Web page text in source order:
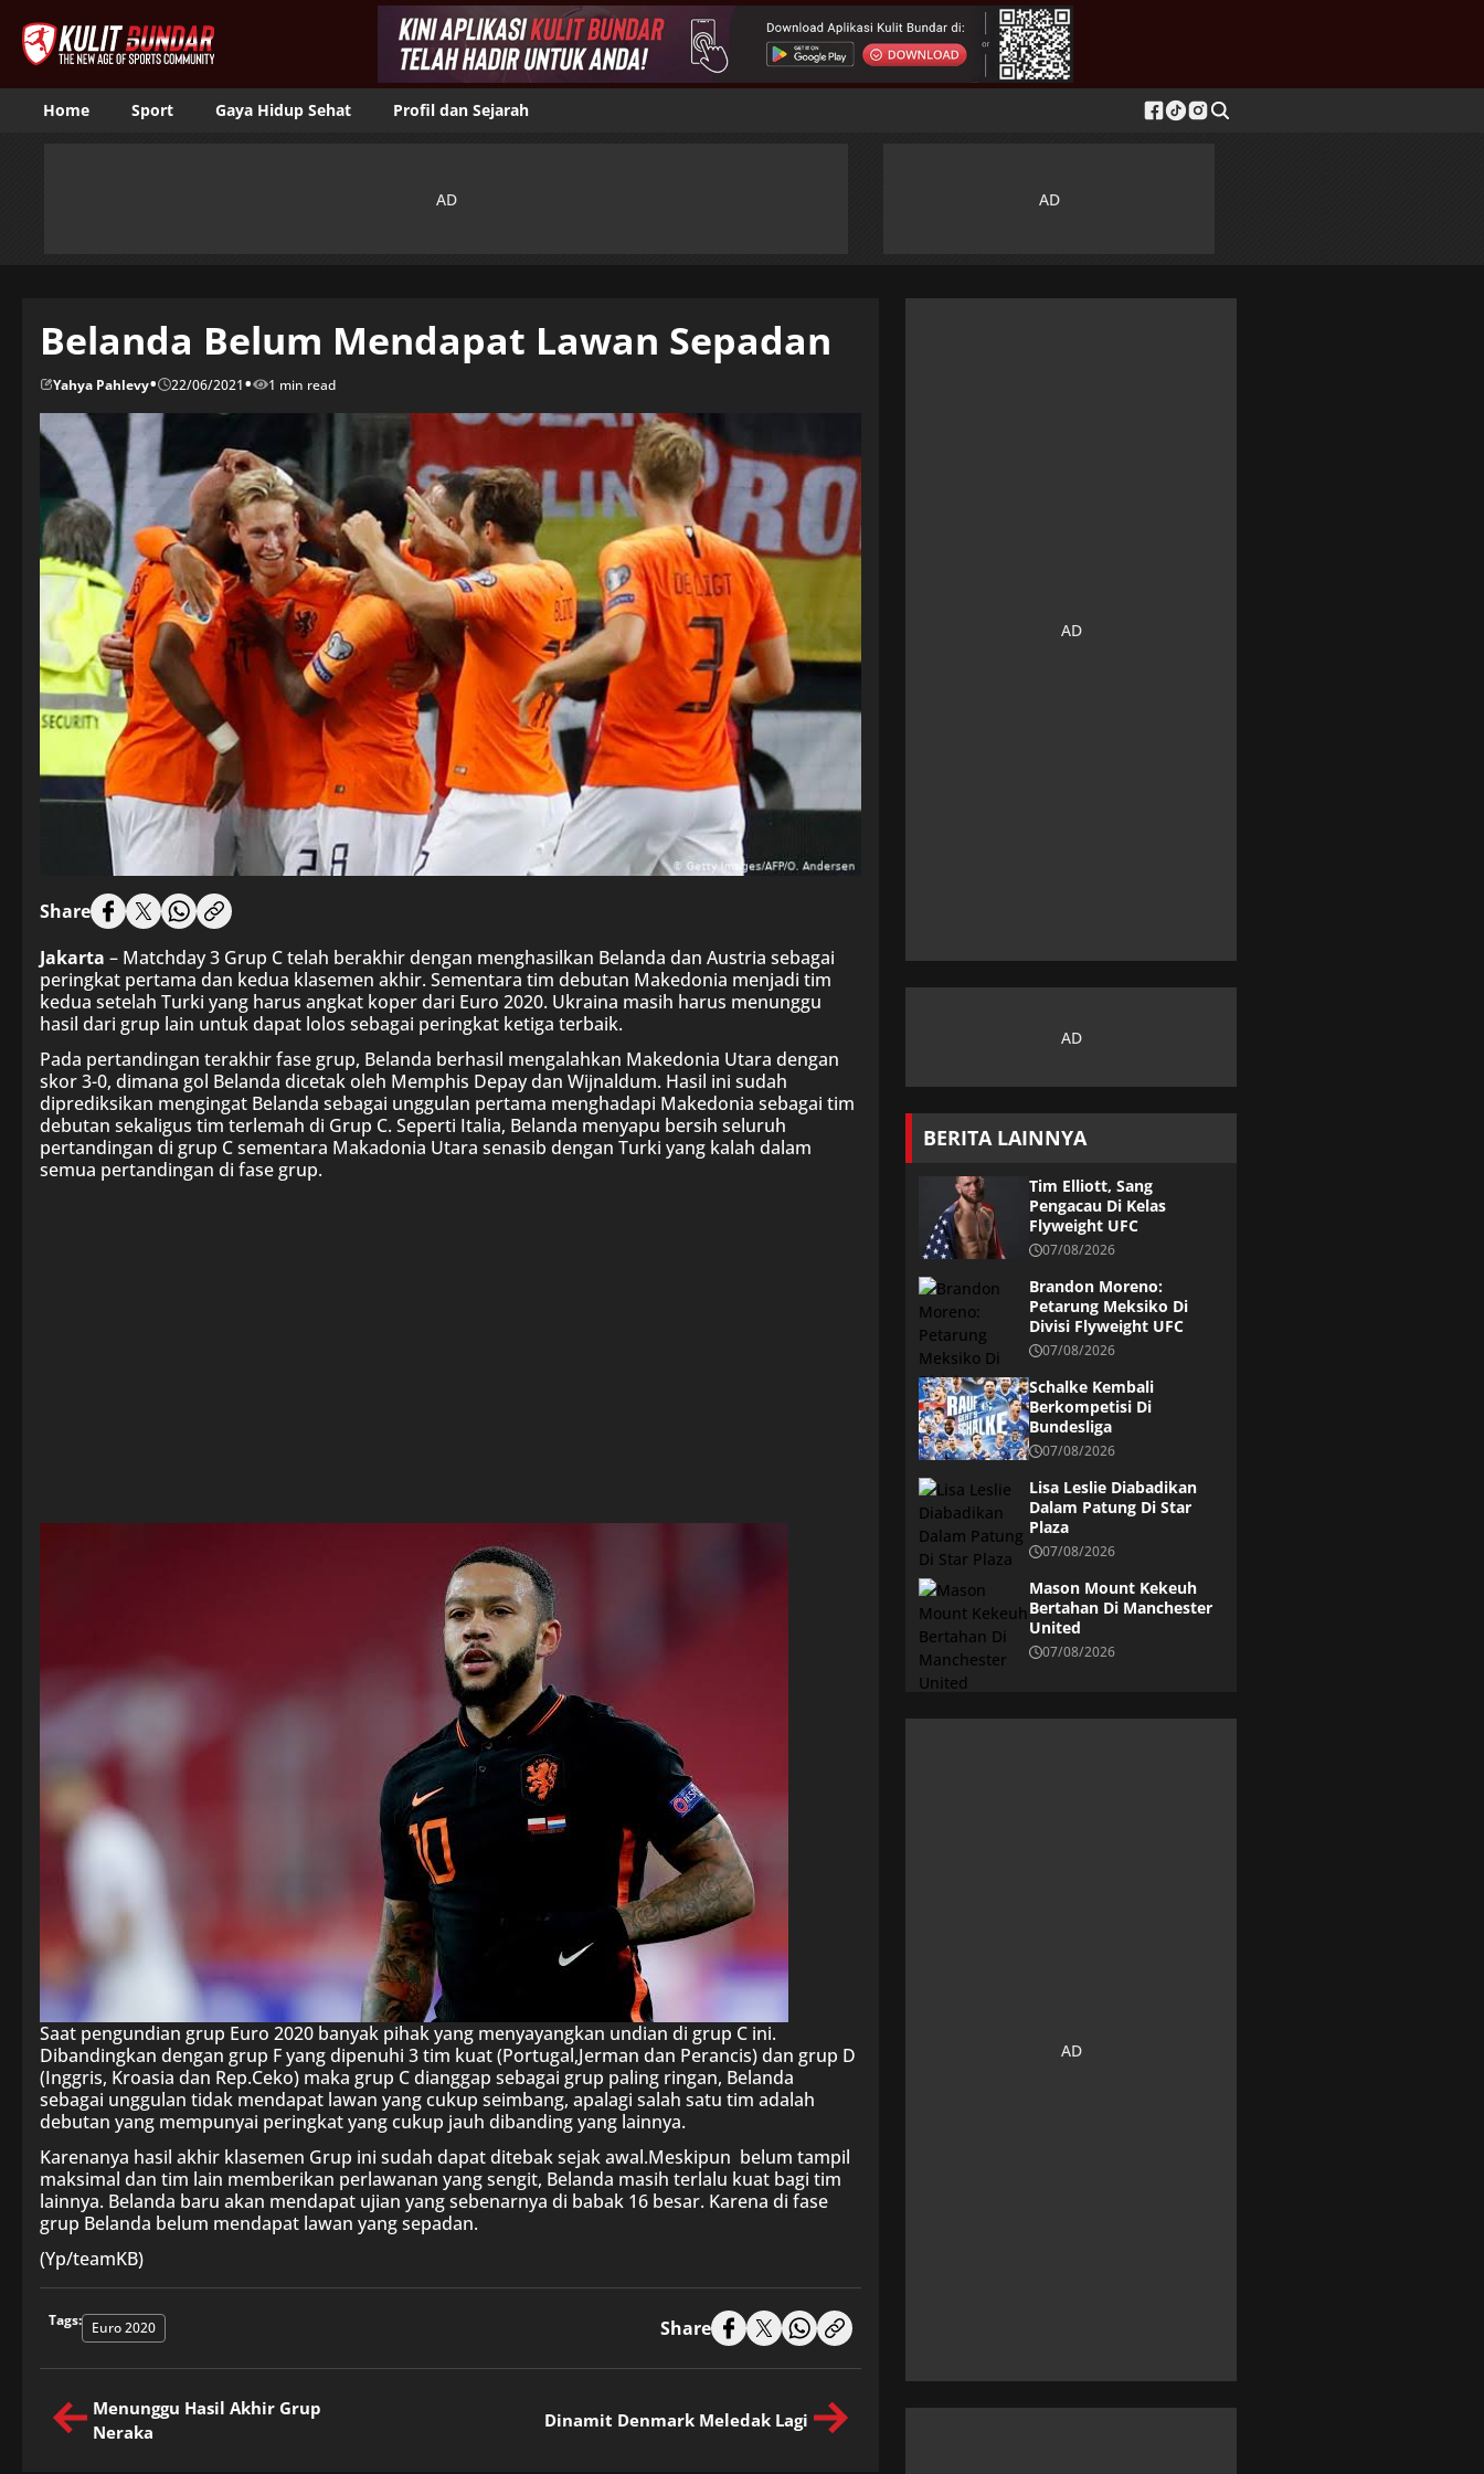
Home Sport Gaya Hidup Sehat Profil dan Sejarah
Belanda Belum Mendapat Lawan Sepadan
Yahya Pahlevy• 22/06/2021• 1 min read
Share
Jakarta – Matchday 3 Grup C telah berakhir dengan menghasilkan Belanda dan Austria sebagai
peringkat pertama dan kedua klasemen akhir. Sementara tim debutan Makedonia menjadi tim
kedua setelah Turki yang harus angkat koper dari Euro 2020. Ukraina masih harus menunggu
hasil dari grup lain untuk dapat lolos sebagai peringkat ketiga terbaik.
Pada pertandingan terakhir fase grup, Belanda berhasil mengalahkan Makedonia Utara dengan
skor 3-0, dimana gol Belanda dicetak oleh Memphis Depay dan Wijnaldum. Hasil ini sudah
diprediksikan mengingat Belanda sebagai unggulan pertama menghadapi Makedonia sebagai tim
debutan sekaligus tim terlemah di Grup C. Seperti Italia, Belanda menyapu bersih seluruh
pertandingan di grup C sementara Makadonia Utara senasib dengan Turki yang kalah dalam
semua pertandingan di fase grup.
Saat pengundian grup Euro 2020 banyak pihak yang menyayangkan undian di grup C ini.
Dibandingkan dengan grup F yang dipenuhi 3 tim kuat (Portugal,Jerman dan Perancis) dan grup D
(Inggris, Kroasia dan Rep.Ceko) maka grup C dianggap sebagai grup paling ringan, Belanda
sebagai unggulan tidak mendapat lawan yang cukup seimbang, apalagi salah satu tim adalah
debutan yang mempunyai peringkat yang cukup jauh dibanding yang lainnya.
Karenanya hasil akhir klasemen Grup ini sudah dapat ditebak sejak awal.Meskipun belum tampil
maksimal dan tim lain memberikan perlawanan yang sengit, Belanda masih terlalu kuat bagi tim
lainnya. Belanda baru akan mendapat ujian yang sebenarnya di babak 16 besar. Karena di fase
grup Belanda belum mendapat lawan yang sepadan.
(Yp/teamKB)
Tags: Euro 2020 Share
Menunggu Hasil Akhir Grup
Neraka
Dinamit Denmark Meledak Lagi
BERITA LAINNYA
Tim Elliott, Sang
Pengacau Di Kelas
Flyweight UFC
07/08/2026
Brandon Moreno:
Petarung Meksiko Di
Divisi Flyweight UFC
07/08/2026
Schalke Kembali
Berkompetisi Di
Bundesliga
07/08/2026
Lisa Leslie Diabadikan
Dalam Patung Di Star
Plaza
07/08/2026
Mason Mount Kekeuh
Bertahan Di Manchester
United
07/08/2026